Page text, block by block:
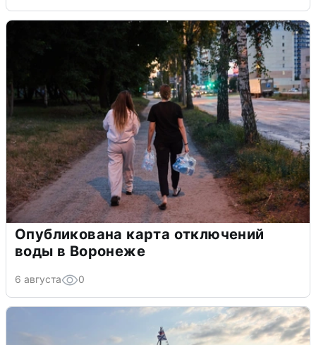
Опубликована карта отключений
воды в Воронеже
6 августа 0